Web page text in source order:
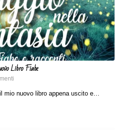
Libro Fiabe
mio nuovo libro appena uscito e…